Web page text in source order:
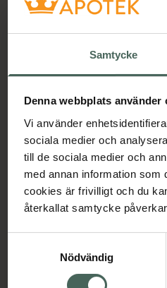
Samtycke
Denna webbplats använder
Vi använder
sociala medier och
till de sociala medier och
med annan information som
cookies är frivilligt och du
återkallat samtycke
Nödvändig